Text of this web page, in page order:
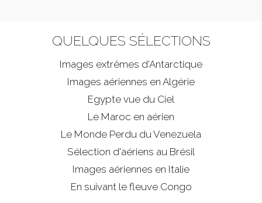
QUELQUES SÉLECTIONS
Images extrêmes d'Antarctique
Images aériennes en Algérie
Egypte vue du Ciel
Le Maroc en aérien
Le Monde Perdu du Venezuela
Sélection d'aériens au Brésil
Images aériennes en Italie
En suivant le fleuve Congo